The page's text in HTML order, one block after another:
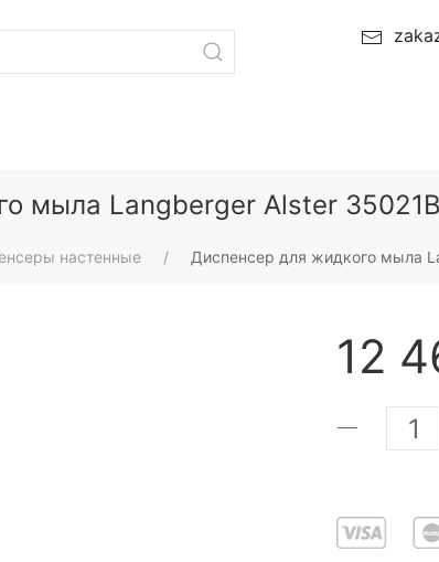
мыла Langberger Alster 35021B
настенные Диспенсер для жидкого мыла
12